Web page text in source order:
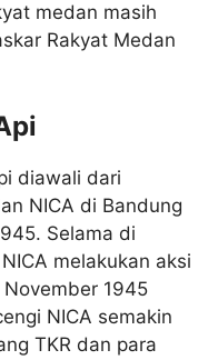
medan masih
Rakyat Medan
diawali dari
NICA di Bandung
Selama di
melakukan aksi
1945
NICA semakin
TKR dan para